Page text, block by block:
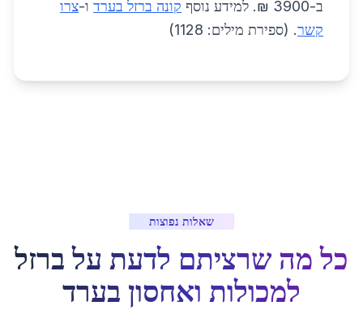
ב-3900 ₪. למידע נוסף קונה ברזל בערד ו-צרו
קשר. (ספירת מילים: 1128)
שאלות נפוצות
כל מה שרציתם לדעת על ברזל
למכולות ואחסון בערד